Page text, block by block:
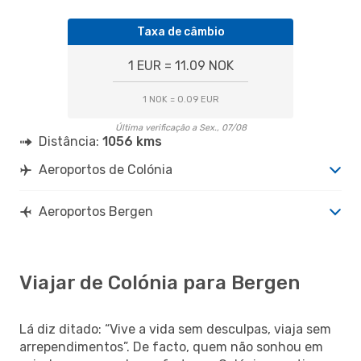
Taxa de câmbio
1 EUR = 11.09 NOK
1 NOK = 0.09 EUR
Última verificação a Sex., 07/08
Distância: 1056 kms
Aeroportos de Colónia
Aeroportos Bergen
Viajar de Colónia para Bergen
Lá diz ditado: “Vive a vida sem desculpas, viaja sem
arrependimentos”. De facto, quem não sonhou em